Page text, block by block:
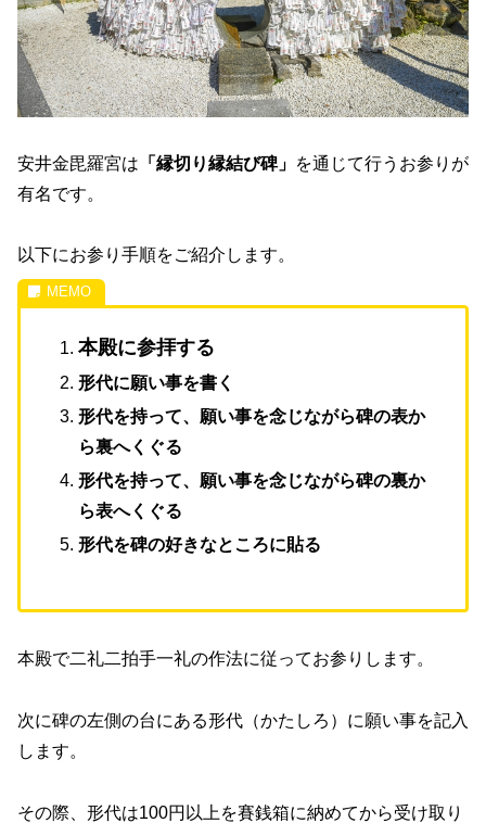
安井金毘羅宮は 「縁切り縁結び碑」 を通じて行うお参りが
有名です。
以下にお参り手順をご紹介します。
本殿に参拝する
形代に願い事を書く
形代を持って、願い事を念じながら碑の表か
ら裏へくぐる
形代を持って、願い事を念じながら碑の裏か
ら表へくぐる
形代を碑の好きなところに貼る
本殿で二礼二拍手一礼の作法に従ってお参りします。
次に碑の左側の台にある形代 （かたしろ）に願い事を記入
します。
その際、形代は100円以上を賽銭箱に納めてから受け取り